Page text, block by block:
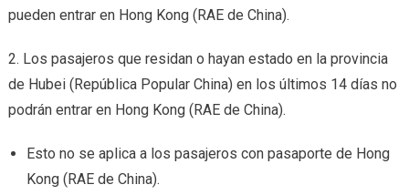
pueden entrar en Hong Kong (RAE de China).
2. Los pasajeros que residan o hayan estado en la provincia
de Hubei (República Popular China) en los últimos 14 días no
podrán entrar en Hong Kong (RAE de China).
Esto no se aplica a los pasajeros con pasaporte de Hong
Kong (RAE de China).